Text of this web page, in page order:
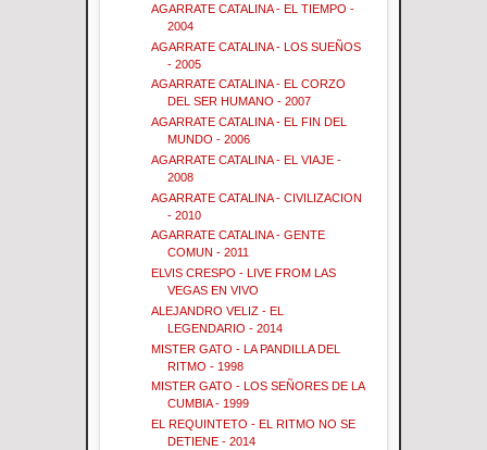
AGARRATE CATALINA - EL TIEMPO -
2004
AGARRATE CATALINA - LOS SUEÑOS
- 2005
AGARRATE CATALINA - EL CORZO
DEL SER HUMANO - 2007
AGARRATE CATALINA - EL FIN DEL
MUNDO - 2006
AGARRATE CATALINA - EL VIAJE -
2008
AGARRATE CATALINA - CIVILIZACION
- 2010
AGARRATE CATALINA - GENTE
COMUN - 2011
ELVIS CRESPO - LIVE FROM LAS
VEGAS EN VIVO
ALEJANDRO VELIZ - EL
LEGENDARIO - 2014
MISTER GATO - LA PANDILLA DEL
RITMO - 1998
MISTER GATO - LOS SEÑORES DE LA
CUMBIA - 1999
EL REQUINTETO - EL RITMO NO SE
DETIENE - 2014